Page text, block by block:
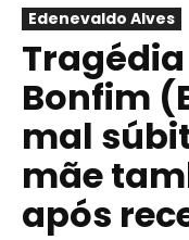
Edenevaldo Alves
Bonfim
mal
mãe
após